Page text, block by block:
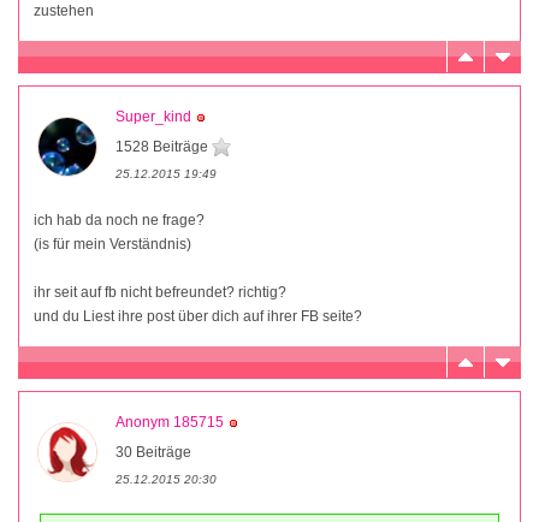
zustehen
Super_kind
1528 Beiträge
25.12.2015 19:49
ich hab da noch ne frage?
(is für mein Verständnis)
ihr seit auf fb nicht befreundet? richtig?
und du Liest ihre post über dich auf ihrer FB seite?
Anonym 185715
30 Beiträge
25.12.2015 20:30